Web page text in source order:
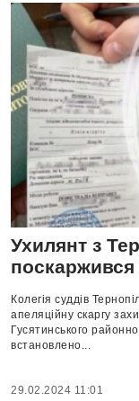
Ухилянт з
поскаржився
Колегія суддів
апеляційну скаргу
Гусятинського
встановлено...
29.02.2024 11:01